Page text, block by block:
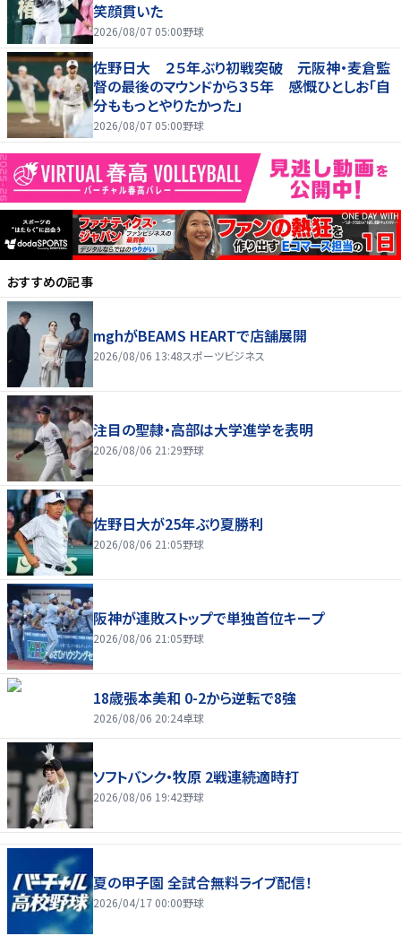
笑顔貫いた
2026/08/07 05:00野球
佐野日大 ２５年ぶり初戦突破 元阪神・麦倉監
督の最後のマウンドから３５年 感慨ひとしお「自
分ももっとやりたかった」
2026/08/07 05:00野球
おすすめの記事
mghがBEAMS HEARTで店舗展開
2026/08/06 13:48スポーツビジネス
注目の聖隷・高部は大学進学を表明
2026/08/06 21:29野球
佐野日大が25年ぶり夏勝利
2026/08/06 21:05野球
阪神が連敗ストップで単独首位キープ
2026/08/06 21:05野球
18歳張本美和 0-2から逆転で8強
2026/08/06 20:24卓球
ソフトバンク・牧原 2戦連続適時打
2026/08/06 19:42野球
夏の甲子園 全試合無料ライブ配信！
2026/04/17 00:00野球